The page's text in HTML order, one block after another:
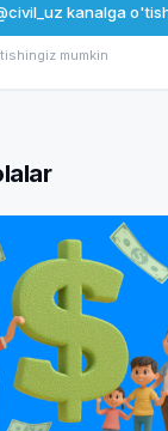
kanalga
mumkin